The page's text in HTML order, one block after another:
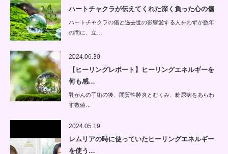
ハートチャクラが伝えてくれた深く負った心の傷
ハートチャクラの傷と過去世の影響愛する人をわずか数年
の間に、立…
2024.06.30
【ヒーリングレポート】ヒーリングエネルギーを
何も感…
乳がんの手術の後、間質性肺炎とむくみ、糖尿病をあらわ
す数値…
2024.05.19
レムリアの時に使っていたヒーリングエネルギー
を使う…